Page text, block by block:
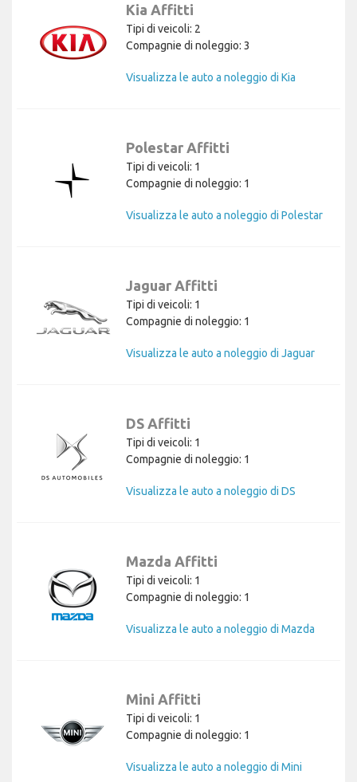
Kia Affitti
Tipi di veicoli: 2
Compagnie di noleggio: 3
Visualizza le auto a noleggio di Kia
Polestar Affitti
Tipi di veicoli: 1
Compagnie di noleggio: 1
Visualizza le auto a noleggio di Polestar
Jaguar Affitti
Tipi di veicoli: 1
Compagnie di noleggio: 1
Visualizza le auto a noleggio di Jaguar
DS Affitti
Tipi di veicoli: 1
Compagnie di noleggio: 1
Visualizza le auto a noleggio di DS
Mazda Affitti
Tipi di veicoli: 1
Compagnie di noleggio: 1
Visualizza le auto a noleggio di Mazda
Mini Affitti
Tipi di veicoli: 1
Compagnie di noleggio: 1
Visualizza le auto a noleggio di Mini